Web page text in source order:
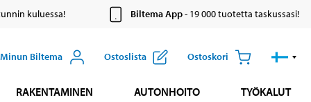
kuluessa! Biltema App- 19 000 tuotetta taskussasi!
Minun Biltema Ostoslista Ostoskori
RAKENTAMINEN AUTONHOITO TYÖKALUT